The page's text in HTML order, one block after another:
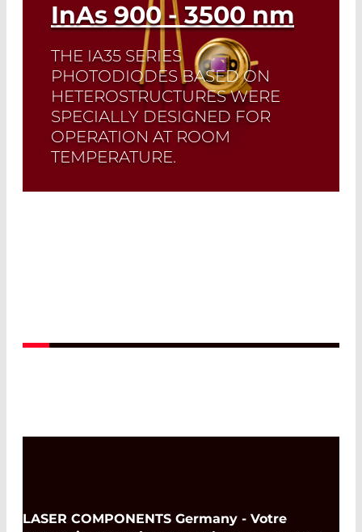
InAs 900 - 3500 nm
THE IA35 SERIES
PHOTODIODES BASED ON
HETEROSTRUCTURES WERE
SPECIALLY DESIGNED FOR
OPERATION AT ROOM
TEMPERATURE.
LASER COMPONENTS Germany - Votre